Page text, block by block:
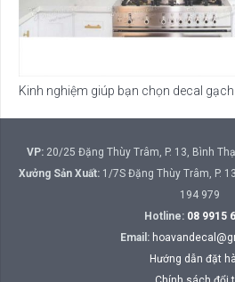
Kinh nghiệm giúp bạn chọn decal
VP:20/25 Đặng Thùy Trâm, P. 13, Bình
Xưởng Sản Xuất: 1/7S Đặng Thùy Trâm, P.
194 979
Hotline: 08 9915
Email:
Hướng dẫn đặt